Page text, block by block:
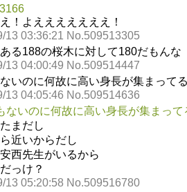
！よえええええええ！
13 03:36:21 No.509513305
る188の桜木に対して180だもんな
13 04:00:49 No.509514447
いのに何故に高い身長が集まって
13 04:05:46 No.509514636
ないのに何故に高い身長が集まって
まだし
近いからだし
西先生がいるから
っけ？
13 05:20:58 No.509516780